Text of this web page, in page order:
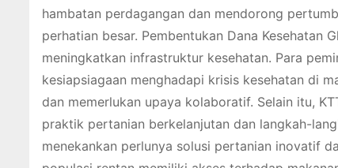
hambatan perdagangan dan mendorong
perhatian besar. Pembentukan Dana Kesehatan
meningkatkan infrastruktur kesehatan. Para
kesiapsiagaan menghadapi krisis kesehatan di
dan memerlukan upaya kolaboratif. Selain itu,
praktik pertanian berkelanjutan dan langkah-
menekankan perlunya solusi pertanian inovatif